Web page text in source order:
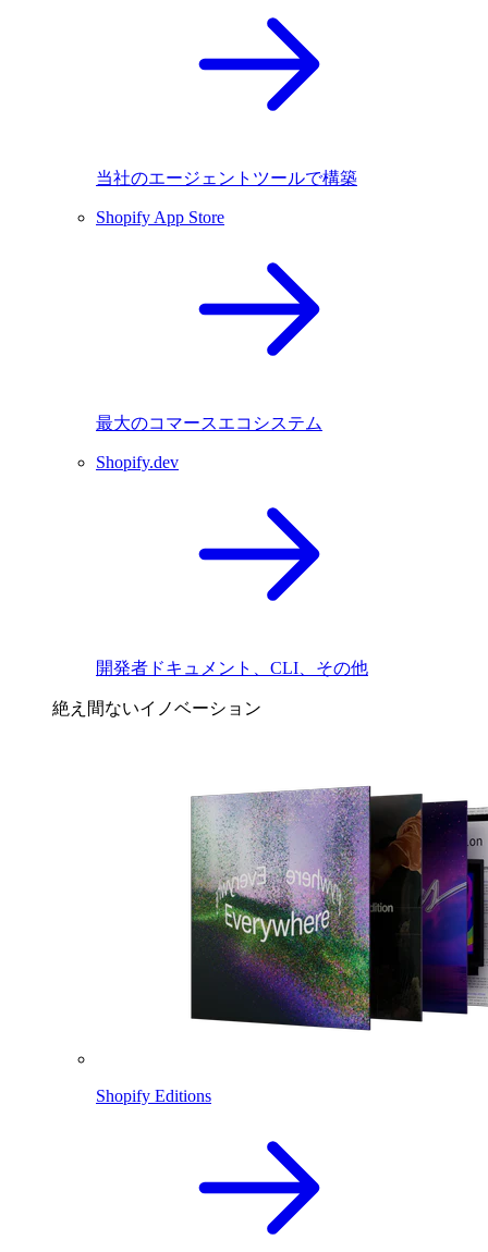
当社のエージェントツールで構築
Shopify App Store
最大のコマースエコシステム
Shopify.dev
開発者ドキュメント、CLI、その他
絶え間ないイノベーション
Shopify Editions